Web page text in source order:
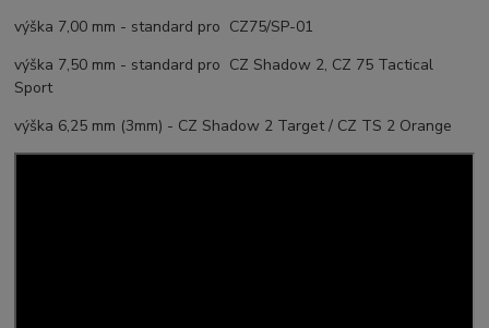
výška 7,00 mm - standard pro CZ75/SP-01
výška 7,50 mm - standard pro CZ Shadow 2, CZ 75 Tactical
Sport
výška 6,25 mm (3mm) - CZ Shadow 2 Target / CZ TS 2 Orange